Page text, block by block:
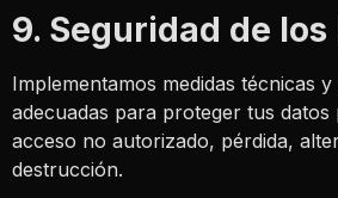
9. Seguridad de los
Implementamos medidas técnicas
adecuadas para proteger tus
acceso no autorizado, pérdida,
destrucción.